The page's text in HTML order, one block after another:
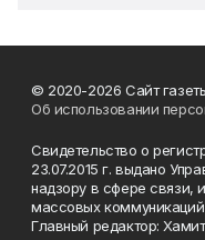
© 2020-2026 Сайт
Об использовании
Свидетельство о
23.07.2015 г. выдано
надзору в сфере связи,
массовых
Главный редактор: